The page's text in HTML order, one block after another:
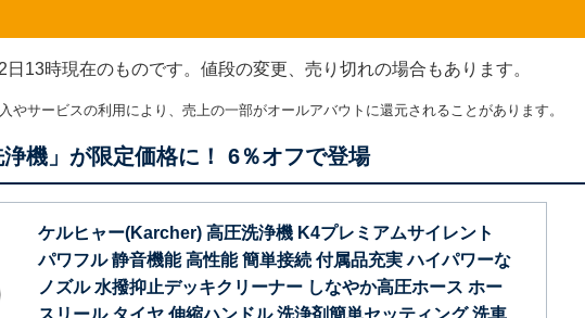
13時現在のものです。値段の変更、売り切れの場合もあります。
サービスの利用により、売上の一部がオールアバウトに還元されることがあります。
機」が限定価格に！ 6％オフで登場
ケルヒャー(Karcher) 高圧洗浄機 K4プレミアムサイレント
パワフル 静音機能 高性能 簡単接続 付属品充実 ハイパワーな
ノズル 水撥抑止デッキクリーナー しなやか高圧ホース ホー
スリール タイヤ 伸縮ハンドル 洗浄剤簡単セッティング 洗車